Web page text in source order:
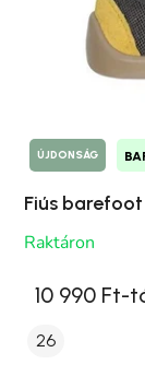
ÚJDONSÁG
Fiús
Raktáron
10 990 Ft-
26